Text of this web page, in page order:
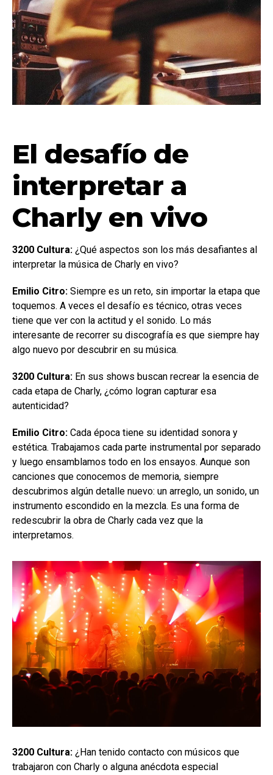
El desafío de
interpretar a
Charly en vivo
3200 Cultura: ¿Qué aspectos son los más desafiantes al
interpretar la música de Charly en vivo?
Emilio Citro: Siempre es un reto, sin importar la etapa que
toquemos. A veces el desafío es técnico, otras veces
tiene que ver con la actitud y el sonido. Lo más
interesante de recorrer su discografía es que siempre hay
algo nuevo por descubrir en su música.
3200 Cultura: En sus shows buscan recrear la esencia de
cada etapa de Charly, ¿cómo logran capturar esa
autenticidad?
Emilio Citro: Cada época tiene su identidad sonora y
estética. Trabajamos cada parte instrumental por separado
y luego ensamblamos todo en los ensayos. Aunque son
canciones que conocemos de memoria, siempre
descubrimos algún detalle nuevo: un arreglo, un sonido, un
instrumento escondido en la mezcla. Es una forma de
redescubrir la obra de Charly cada vez que la
interpretamos.
3200 Cultura: ¿Han tenido contacto con músicos que
trabajaron con Charly o alguna anécdota especial